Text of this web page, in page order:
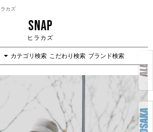
ラカズ
SNAP
ヒラカズ
カテゴリ検索 こだわり検索 ブランド検索